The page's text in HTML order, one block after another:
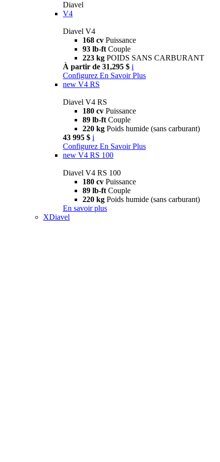
Diavel
V4
Diavel V4
168 cv Puissance
93 lb-ft Couple
223 kg POIDS SANS CARBURANT
À partir de 31,295 $ i
Configurez En Savoir Plus
new V4 RS
Diavel V4 RS
180 cv Puissance
89 lb-ft Couple
220 kg Poids humide (sans carburant)
43 995 $ i
Configurez En Savoir Plus
new V4 RS 100
Diavel V4 RS 100
180 cv Puissance
89 lb-ft Couple
220 kg Poids humide (sans carburant)
En savoir plus
XDiavel